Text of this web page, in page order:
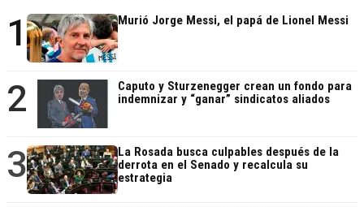
1 Murió Jorge Messi, el papá de Lionel Messi
2
Caputo y Sturzenegger crean un fondo para
indemnizar y “ganar” sindicatos aliados
3
La Rosada busca culpables después de la
derrota en el Senado y recalcula su
estrategia